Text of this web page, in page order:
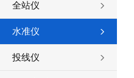
全站仪
水准仪
投线仪